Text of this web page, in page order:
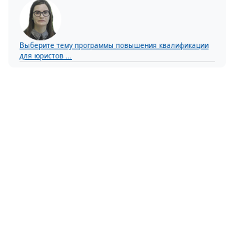
Выберите тему программы повышения квалификации
для юристов ...